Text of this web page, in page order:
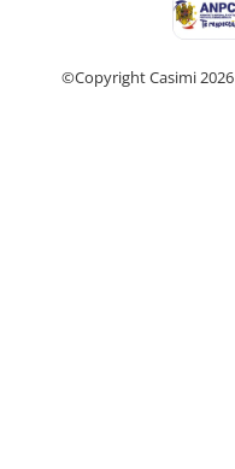
©Copyright Casimi 2026